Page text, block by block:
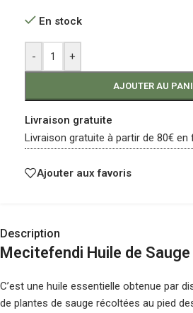
En stock
- +
AJOUTER AU
Livraison gratuite
Livraison gratuite à partir de 80€
Ajouter aux favoris
Description
Mecitefendi Huile de Sauge
C’est une huile essentielle obtenue par
de plantes de sauge récoltées au pied